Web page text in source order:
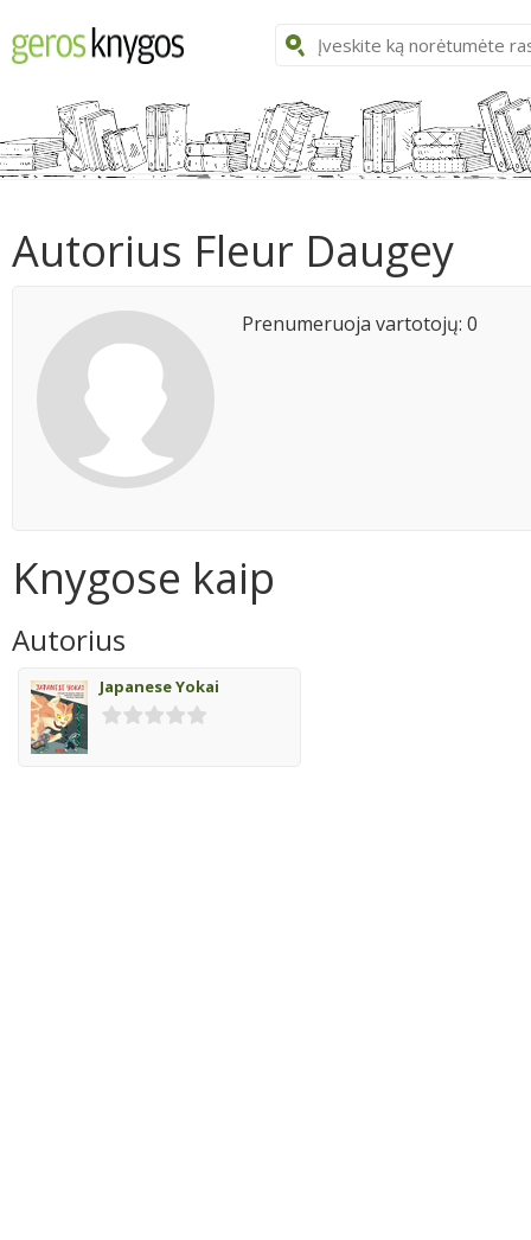
Autorius Fleur Daugey
Prenumeruoja vartotojų: 0
Knygose kaip
Autorius
Japanese Yokai